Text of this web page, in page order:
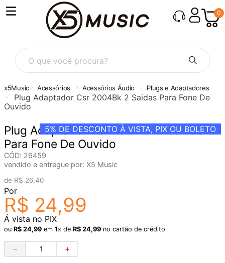
0
O que você procura?
Acessórios Acessórios Áudio Plugs e Adaptadores
Plug Adaptador Csr 2004Bk 2 Saidas Para Fone De
Ouvido
5% DE DESCONTO À VISTA, PIX OU BOLETO
Plug Adaptador Csr 2004Bk 2 Saidas
Para Fone De Ouvido
CÓD: 26459
vendido e entregue por: X5 Music
R$ 26,40
Por
R$ 24,99
Á vista no PIX
ou R$ 24,99 em 1x de R$ 24,99 no cartão de crédito
＋
－